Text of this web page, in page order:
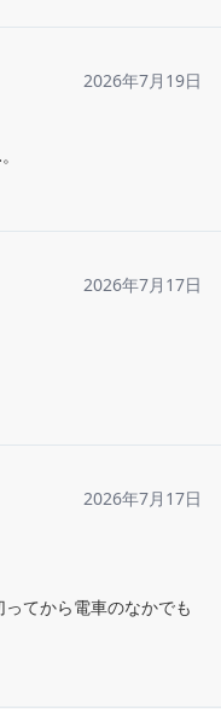
2026年7月19日
2026年7月17日
2026年7月17日
てから電車のなかでも